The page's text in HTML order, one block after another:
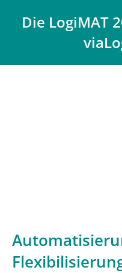
Die LogiMAT